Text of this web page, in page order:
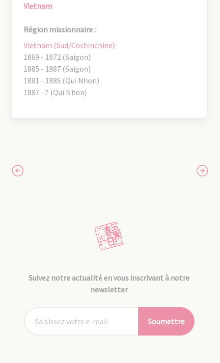
Vietnam
Région missionnaire :
Vietnam (Sud/Cochinchine)
1869 - 1872 (Saigon)
1885 - 1887 (Saigon)
1881 - 1885 (Qui Nhon)
1887 - ? (Qui Nhon)
Suivez notre actualité en vous inscrivant à notre
newsletter
Soumettre